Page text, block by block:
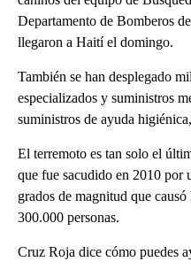
Departamento de Bomberos
llegaron a Haití el domingo.
También se han desplegado
especializados y suministros
suministros de ayuda
El terremoto es tan solo el
que fue sacudido en 2010 por
grados de magnitud que
300.000 personas.
Cruz Roja dice cómo puedes